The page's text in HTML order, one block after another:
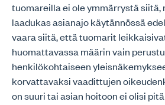
tuomareilla ei ole ymmärrystä
laadukas asianajo käytännössä
vaara siitä, että tuomarit
huomattavassa määrin vain
henkilökohtaiseen
korvattavaksi vaadittujen
on suuri tai asian hoitoon ei olisi